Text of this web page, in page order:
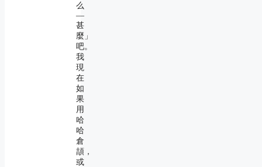
么
―
甚
麼」
吧。
我
現
在
如
果
用
哈
哈
倉
頡，
或